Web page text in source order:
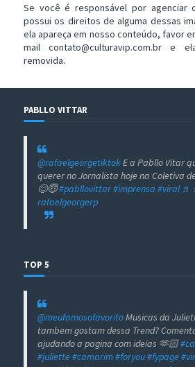
Se você é responsável por agenciar
possui os direitos de alguma dessas
ela apareça em nosso conteúdo, favor
mail contato@culturavip.com.br e
removida.
PABLLO VITTAR
@rafaelgeorgetiktokE a Pabllo Vitar
querer no Jornalista hoje na Coletiva
😊😇#pabllovittar#imprensa #viral ♬
rafaelgeorgerp
TOP 5
@meufamosofavoritoMusicas da
tambem gostam dessa Trend?
ajudando a pagina com ideias 🫶🏻
#juliette#camarim#foryou#fypage